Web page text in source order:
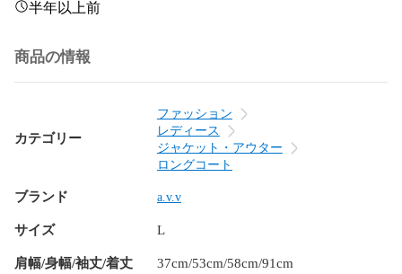
半年以上前
商品の情報
カテゴリー
ファッション
レディース
ジャケット・アウター
ロングコート
ブランド a.v.v
サイズ L
肩幅/身幅/袖丈/着丈 37cm/53cm/58cm/91cm